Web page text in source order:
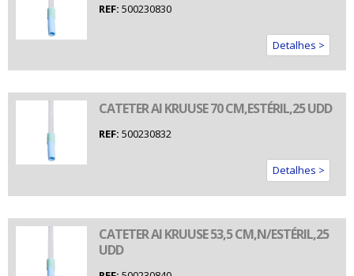
REF: 500230830
Detalhes >
CATETER AI KRUUSE 70 CM,ESTÉRIL,25 UDD
REF: 500230832
Detalhes >
CATETER AI KRUUSE 53,5 CM,N/ESTÉRIL,25
UDD